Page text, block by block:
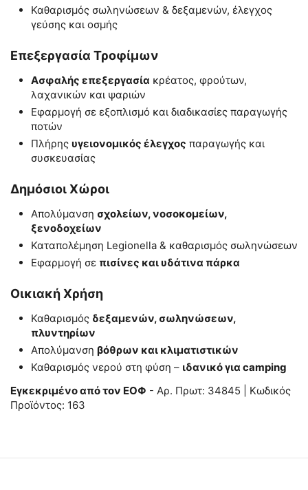
Καθαρισμός σωληνώσεων & δεξαμενών, έλεγχος
γεύσης και οσμής
Επεξεργασία Τροφίμων
Ασφαλής επεξεργασία κρέατος, φρούτων,
λαχανικών και ψαριών
Εφαρμογή σε εξοπλισμό και διαδικασίες παραγωγής
ποτών
Πλήρης υγειονομικός έλεγχος παραγωγής και
συσκευασίας
Δημόσιοι Χώροι
Απολύμανση σχολείων, νοσοκομείων,
ξενοδοχείων
Καταπολέμηση Legionella & καθαρισμός σωληνώσεων
Εφαρμογή σε πισίνες και υδάτινα πάρκα
Οικιακή Χρήση
Καθαρισμός δεξαμενών, σωληνώσεων,
πλυντηρίων
Απολύμανση βόθρων και κλιματιστικών
Καθαρισμός νερού στη φύση – ιδανικό για camping
Εγκεκριμένο από τον ΕΟΦ - Αρ. Πρωτ: 34845 | Κωδικός
Προϊόντος: 163